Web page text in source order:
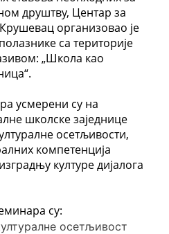
друштву, Центар за
организовао је
са територије
„Школа као
усмерени су на
школске заједнице
осетљивости,
компетенција
културе дијалога
су:
осетљивост